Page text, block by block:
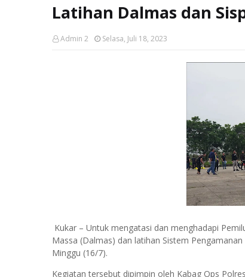
Latihan Dalmas dan
Admin 2 Selasa, Juli 18, 2023
Kukar – Untuk mengatasi dan menghadapi
Massa (Dalmas) dan latihan Sistem
Minggu (16/7).
Kegiatan tersebut dipimpin oleh Kabag Ops